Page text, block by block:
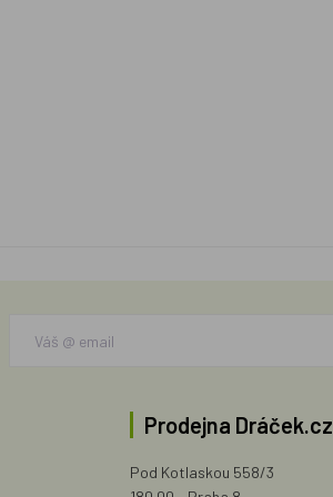
Prodejna Dráček.cz
Pod Kotlaskou 558/3